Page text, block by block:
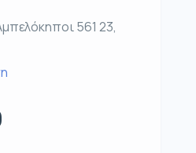
561 23,